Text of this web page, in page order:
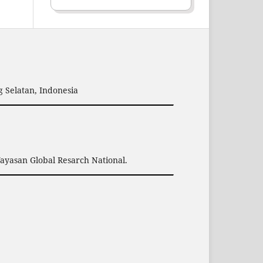
Selatan, Indonesia
Global Resarch National.